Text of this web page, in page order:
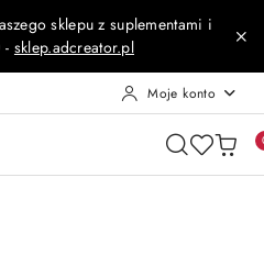
sklepu z suplementami i
- sklep.adcreator.pl
Moje konto